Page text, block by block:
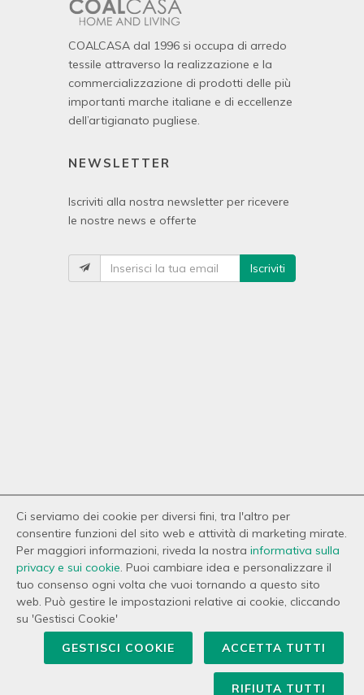
Ci serviamo dei cookie per diversi fini, tra l'altro per
consentire funzioni del sito web e attività di marketing mirate.
Per maggiori informazioni, riveda la nostra informativa sulla
privacy e sui cookie. Puoi cambiare idea e personalizzare il
tuo consenso ogni volta che vuoi tornando a questo sito
web. Può gestire le impostazioni relative ai cookie, cliccando
su 'Gestisci Cookie'
GESTISCI COOKIE
ACCETTA TUTTI
RIFIUTA TUTTI
COALCASA dal 1996 si occupa di arredo
tessile attraverso la realizzazione e la
commercializzazione di prodotti delle più
importanti marche italiane e di eccellenze
dell’artigianato pugliese.
NEWSLETTER
Iscriviti alla nostra newsletter per ricevere
le nostre news e offerte
Iscriviti
© 2026 Copyright Coal Casa. Tutti i diritti
riservati. P.IVA 01685490748
Privacy-Cookie Policy- Gestisci Cookie-
Credits